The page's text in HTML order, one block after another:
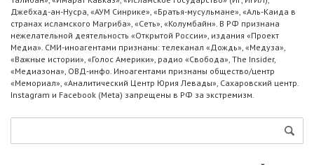
Джебхад-ан-Нусра, «АУМ Синрике», «Братья-мусульмане», «Аль-Каида в
странах исламского Магриба», «Сеть», «Колумбайн». В РФ признана
нежелательной деятельность «Открытой России», издания «Проект
Медиа». СМИ-иноагентами признаны: телеканал «Дождь», «Медуза»,
«Важные истории», «Голос Америки», радио «Свобода», The Insider,
«Медиазона», ОВД-инфо. Иноагентами признаны общество/центр
«Мемориал», «Аналитический Центр Юрия Левады», Сахаровский центр.
Instagram и Facebook (Metа) запрещены в РФ за экстремизм.